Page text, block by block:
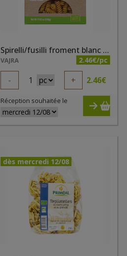
Spirelli/fusilli froment blanc bio 500g
VAJRA 2.46€/pc
- 1 + 2.46€
Réception souhaitée le
dès mercredi 12/08